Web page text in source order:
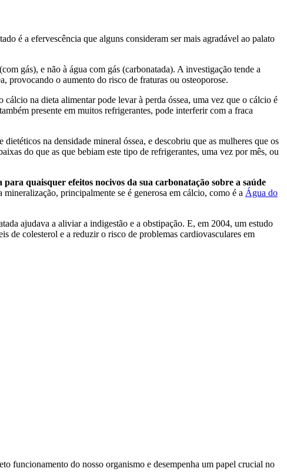
é a efervescência que alguns consideram ser mais agradável ao palato
gás), e não à água com gás (carbonatada). A investigação tende a
provocando o aumento do risco de fraturas ou osteoporose.
na dieta alimentar pode levar à perda óssea, uma vez que o cálcio é
presente em muitos refrigerantes, pode interferir com a fraca
na densidade mineral óssea, e descobriu que as mulheres que os
do que as que bebiam este tipo de refrigerantes, uma vez por mês, ou
quaisquer efeitos nocivos da sua carbonatação sobre a saúde
principalmente se é generosa em cálcio, como é a Água do
ajudava a aliviar a indigestão e a obstipação. E, em 2004, um estudo
de colesterol e a reduzir o risco de problemas cardiovasculares em
funcionamento do nosso organismo e desempenha um papel crucial no